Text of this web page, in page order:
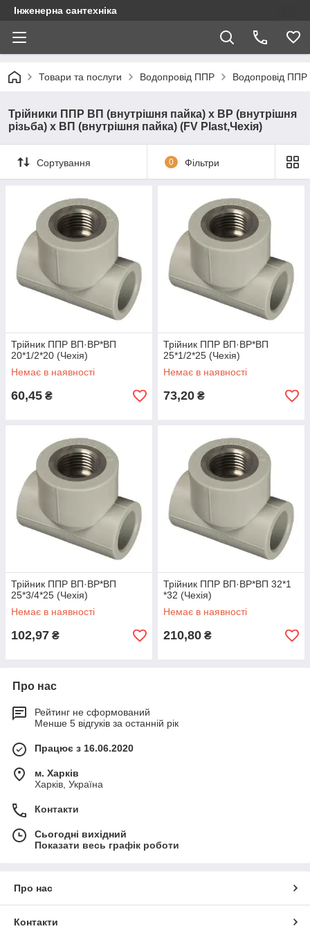
Інженерна сантехніка
Товари та послуги Водопровід ППР Водопровід ППР
Трійники ППР ВП (внутрішня пайка) х ВР (внутрішня
різьба) х ВП (внутрішня пайка) (FV Plast,Чехія)
Сортування 0 Фільтри
Трійник ППР ВП·ВР*ВП
20*1/2*20 (Чехія)
Немає в наявності
60,45 ₴
Трійник ППР ВП·ВР*ВП
25*1/2*25 (Чехія)
Немає в наявності
73,20 ₴
Трійник ППР ВП·ВР*ВП
25*3/4*25 (Чехія)
Немає в наявності
102,97 ₴
Трійник ППР ВП·ВР*ВП 32*1
*32 (Чехія)
Немає в наявності
210,80 ₴
Про нас
Рейтинг не сформований
Менше 5 відгуків за останній рік
Працює з 16.06.2020
м. Харків
Харків, Україна
Контакти
Сьогодні вихідний
Показати весь графік роботи
Про нас
Контакти